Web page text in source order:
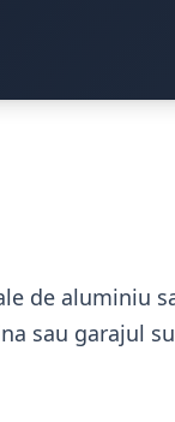
de aluminiu
sau garajul